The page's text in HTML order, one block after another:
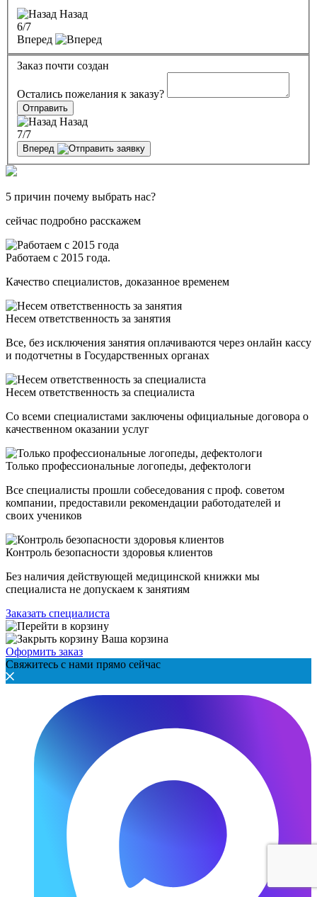
Назад
6/7
Вперед
Заказ почти создан
Остались пожелания к заказу?
Отправить
Назад
7/7
Вперед
5 причин почему выбрать нас?
сейчас подробно расскажем
Работаем с 2015 года.
Качество специалистов, доказанное временем
Несем ответственность за занятия
Все, без исключения занятия оплачиваются через онлайн кассу
и подотчетны в Государственных органах
Несем ответственность за специалиста
Со всеми специалистами заключены официальные договора о
качественном оказании услуг
Только профессиональные логопеды, дефектологи
Все специалисты прошли собеседования с проф. советом
компании, предоставили рекомендации работодателей и
своих учеников
Контроль безопасности здоровья клиентов
Без наличия действующей медицинской книжки мы
специалиста не допускаем к занятиям
Заказать специалиста
Ваша корзина
Оформить заказ
Свяжитесь с нами прямо сейчас